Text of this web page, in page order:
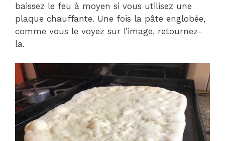
baissez le feu à moyen si vous utilisez une
plaque chauffante. Une fois la pâte englobée,
comme vous le voyez sur l’image, retournez-
la.